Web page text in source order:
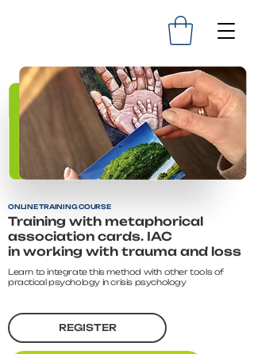
ONLINE TRAINING COURSE
Training with metaphorical
association cards. IAC
in working with trauma and loss
Learn to integrate this method with other tools of
practical psychology in crisis psychology
REGISTER